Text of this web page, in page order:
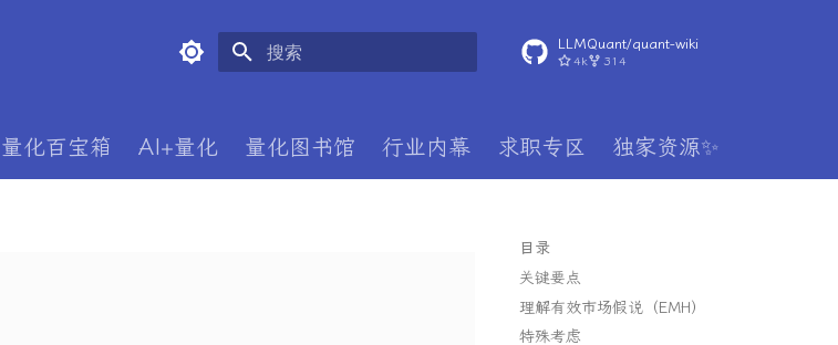
LLMQuant/quant-wiki
4k 314
量化百宝箱 AI+量化 量化图书馆 行业内幕 求职专区 独家资源✨
目录
关键要点
理解有效市场假说（EMH）
特殊考虑